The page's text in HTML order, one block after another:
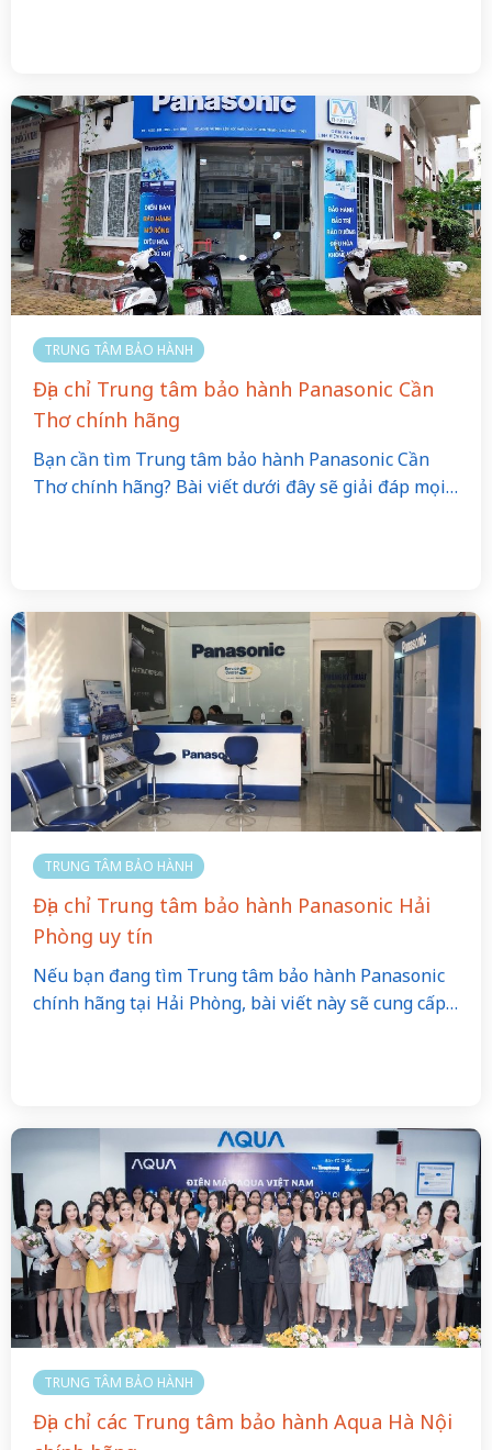
TRUNG TÂM BẢO HÀNH
Địa chỉ Trung tâm bảo hành Panasonic Cần
Thơ chính hãng
Bạn cần tìm Trung tâm bảo hành Panasonic Cần
Thơ chính hãng? Bài viết dưới đây sẽ giải đáp mọi…
TRUNG TÂM BẢO HÀNH
Địa chỉ Trung tâm bảo hành Panasonic Hải
Phòng uy tín
Nếu bạn đang tìm Trung tâm bảo hành Panasonic
chính hãng tại Hải Phòng, bài viết này sẽ cung cấp…
TRUNG TÂM BẢO HÀNH
Địa chỉ các Trung tâm bảo hành Aqua Hà Nội